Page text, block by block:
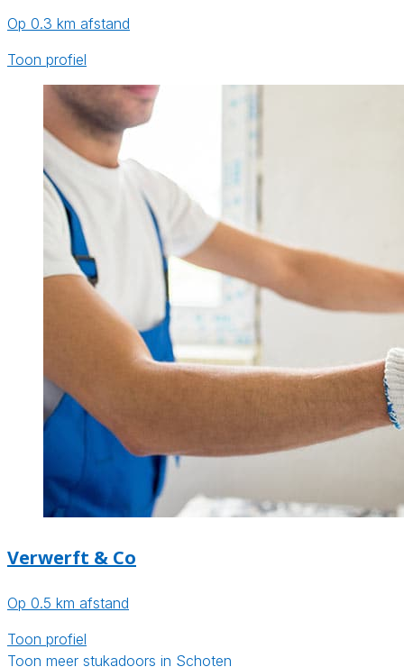
Op 0.3 km afstand
Toon profiel
Verwerft & Co
Op 0.5 km afstand
Toon profiel
Toon meer stukadoors in Schoten